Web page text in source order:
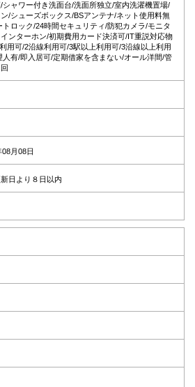
シャワー付き洗面台/洗面所独立/室内洗濯機置場/
/シューズボックス/BSアンテナ/ネット使用料無
トロック/24時間セキュリティ/防犯カメラ/モニタ
ンターホン/初期費用カード決済可/IT重説対応物
用可/2沿線利用可/3駅以上利用可/3沿線以上利用
人有/即入居可/定期借家を含まない/オール洋間/管
月08日
日より８日以内